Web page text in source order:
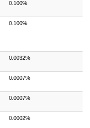
0.100%
0.100%
0.0032%
0.0007%
0.0007%
0.0002%